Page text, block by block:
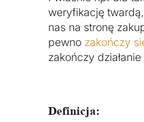
weryfikację
nas na stronę
pewno zakończy
zakończy
Definicja: